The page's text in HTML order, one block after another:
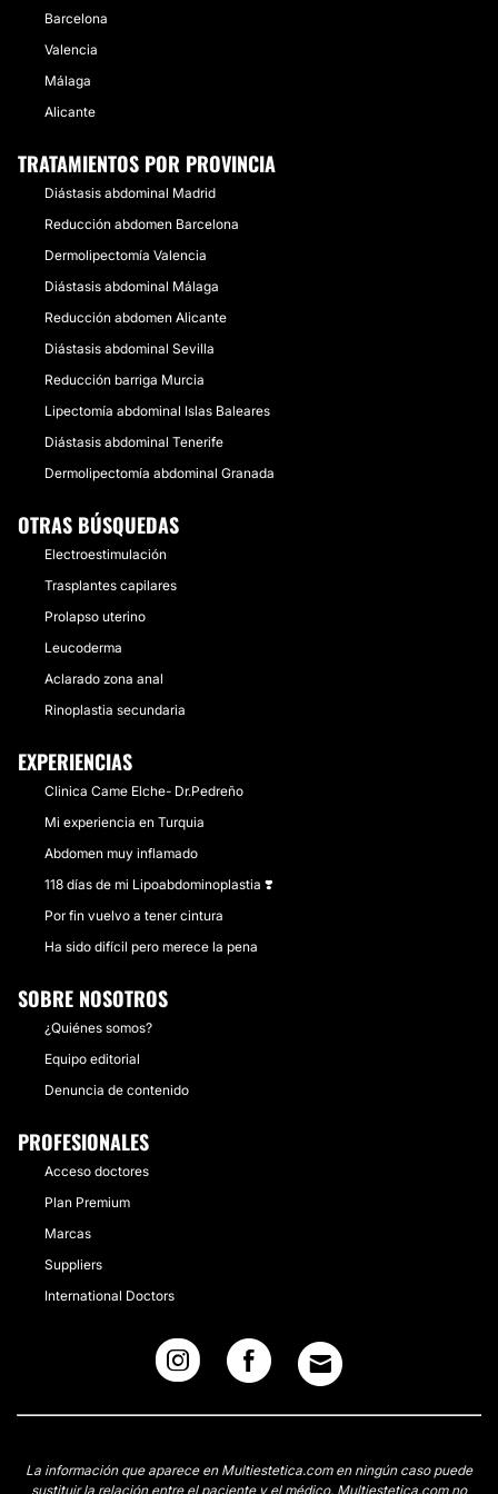
Barcelona
Valencia
Málaga
Alicante
TRATAMIENTOS POR PROVINCIA
Diástasis abdominal Madrid
Reducción abdomen Barcelona
Dermolipectomía Valencia
Diástasis abdominal Málaga
Reducción abdomen Alicante
Diástasis abdominal Sevilla
Reducción barriga Murcia
Lipectomía abdominal Islas Baleares
Diástasis abdominal Tenerife
Dermolipectomía abdominal Granada
OTRAS BÚSQUEDAS
Electroestimulación
Trasplantes capilares
Prolapso uterino
Leucoderma
Aclarado zona anal
Rinoplastia secundaria
EXPERIENCIAS
Clinica Came Elche- Dr.Pedreño
Mi experiencia en Turquia
Abdomen muy inflamado
118 días de mi Lipoabdominoplastia ❣️
Por fin vuelvo a tener cintura
Ha sido difícil pero merece la pena
SOBRE NOSOTROS
¿Quiénes somos?
Equipo editorial
Denuncia de contenido
PROFESIONALES
Acceso doctores
Plan Premium
Marcas
Suppliers
International Doctors
La información que aparece en Multiestetica.com en ningún caso puede
sustituir la relación entre el paciente y el médico. Multiestetica.com no